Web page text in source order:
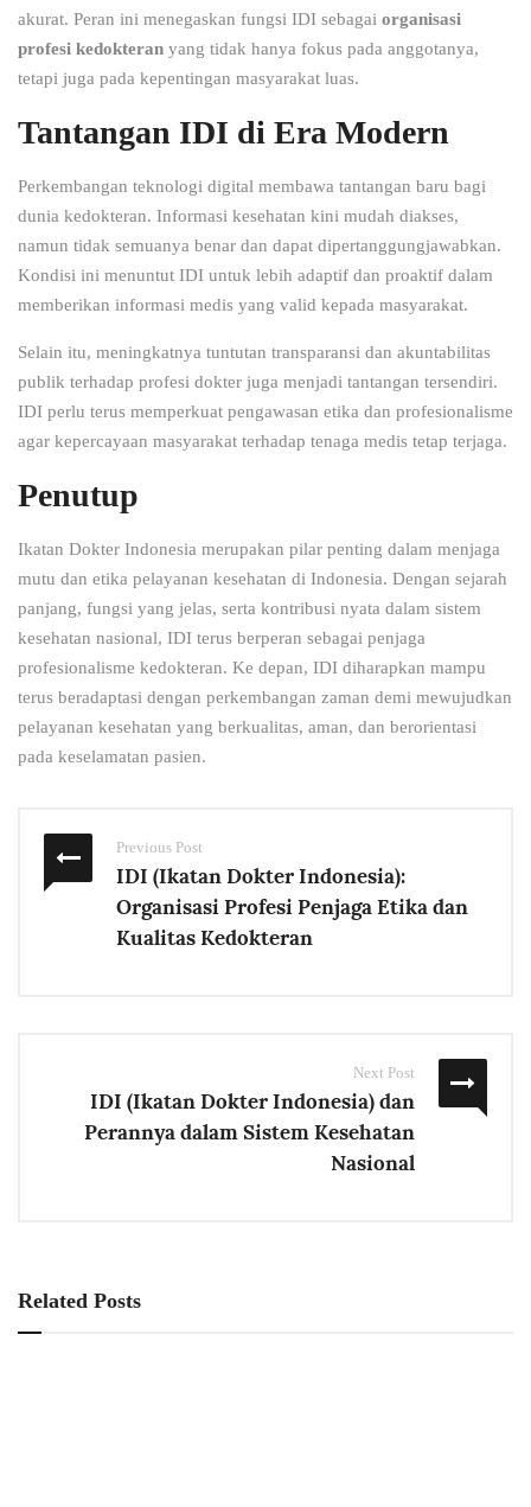
akurat. Peran ini menegaskan fungsi IDI sebagai organisasi
profesi kedokteran yang tidak hanya fokus pada anggotanya,
tetapi juga pada kepentingan masyarakat luas.
Tantangan IDI di Era Modern
Perkembangan teknologi digital membawa tantangan baru bagi
dunia kedokteran. Informasi kesehatan kini mudah diakses,
namun tidak semuanya benar dan dapat dipertanggungjawabkan.
Kondisi ini menuntut IDI untuk lebih adaptif dan proaktif dalam
memberikan informasi medis yang valid kepada masyarakat.
Selain itu, meningkatnya tuntutan transparansi dan akuntabilitas
publik terhadap profesi dokter juga menjadi tantangan tersendiri.
IDI perlu terus memperkuat pengawasan etika dan profesionalisme
agar kepercayaan masyarakat terhadap tenaga medis tetap terjaga.
Penutup
Ikatan Dokter Indonesia merupakan pilar penting dalam menjaga
mutu dan etika pelayanan kesehatan di Indonesia. Dengan sejarah
panjang, fungsi yang jelas, serta kontribusi nyata dalam sistem
kesehatan nasional, IDI terus berperan sebagai penjaga
profesionalisme kedokteran. Ke depan, IDI diharapkan mampu
terus beradaptasi dengan perkembangan zaman demi mewujudkan
pelayanan kesehatan yang berkualitas, aman, dan berorientasi
pada keselamatan pasien.
Previous Post
IDI (Ikatan Dokter Indonesia):
Organisasi Profesi Penjaga Etika dan
Kualitas Kedokteran
Next Post
IDI (Ikatan Dokter Indonesia) dan
Perannya dalam Sistem Kesehatan
Nasional
Related Posts